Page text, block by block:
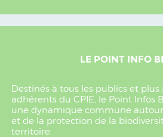
LE POINT INFO
Destinés à tous les publics et
adhérents du CPIE, le Point Infos
une dynamique commune
et de la protection de la
territoire.